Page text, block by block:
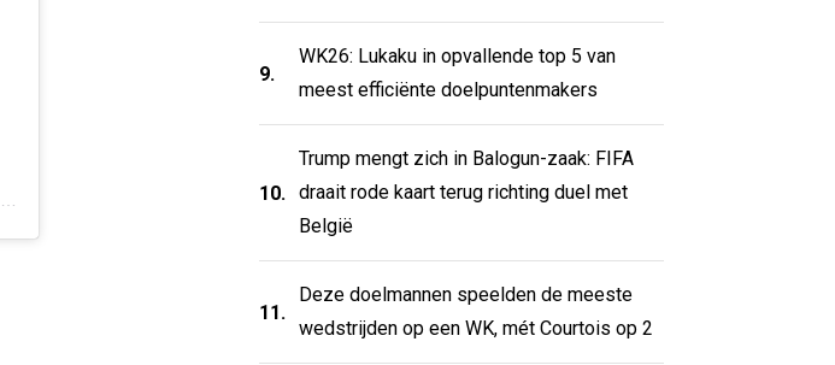
9.
WK26: Lukaku in opvallende top 5 van
meest efficiënte doelpuntenmakers
10.
Trump mengt zich in Balogun-zaak: FIFA
draait rode kaart terug richting duel met
België
11.
Deze doelmannen speelden de meeste
wedstrijden op een WK, mét Courtois op 2